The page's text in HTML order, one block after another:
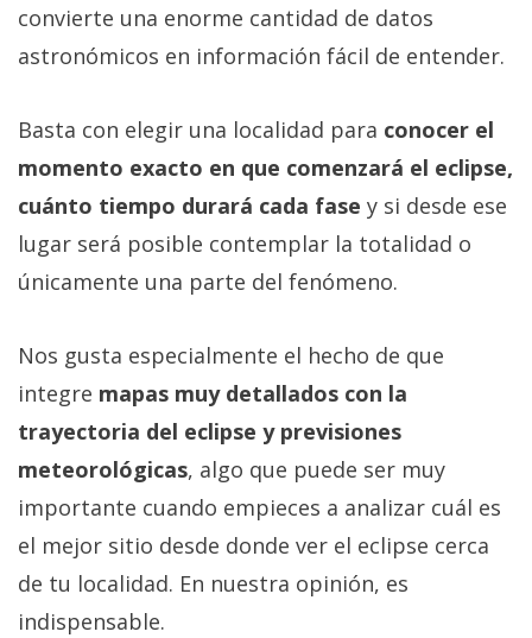
convierte una enorme cantidad de datos
astronómicos en información fácil de entender.
Basta con elegir una localidad para conocer el
momento exacto en que comenzará el eclipse,
cuánto tiempo durará cada fase y si desde ese
lugar será posible contemplar la totalidad o
únicamente una parte del fenómeno.
Nos gusta especialmente el hecho de que
integre mapas muy detallados con la
trayectoria del eclipse y previsiones
meteorológicas, algo que puede ser muy
importante cuando empieces a analizar cuál es
el mejor sitio desde donde ver el eclipse cerca
de tu localidad. En nuestra opinión, es
indispensable.